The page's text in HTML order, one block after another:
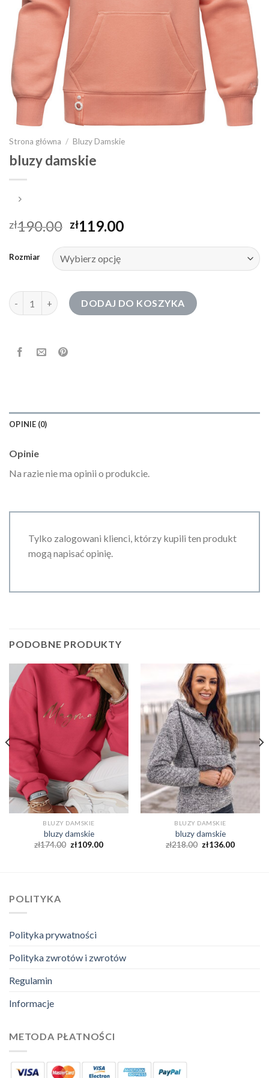
Strona główna / Bluzy Damskie
bluzy damskie
zł190.00 zł119.00
Rozmiar
ilość bluzy damskieDODAJ DO KOSZYKA
OPINIE (0)
Opinie
Na razie nie ma opinii o produkcie.
Tylko zalogowani klienci, którzy kupili ten produkt
mogą napisać opinię.
PODOBNE PRODUKTY
BLUZY DAMSKIE
bluzy damskie
zł174.00 zł109.00
BLUZY DAMSKIE
bluzy damskie
zł218.00 zł136.00
POLITYKA
Polityka prywatności
Polityka zwrotów i zwrotów
Regulamin
Informacje
METODA PŁATNOŚCI